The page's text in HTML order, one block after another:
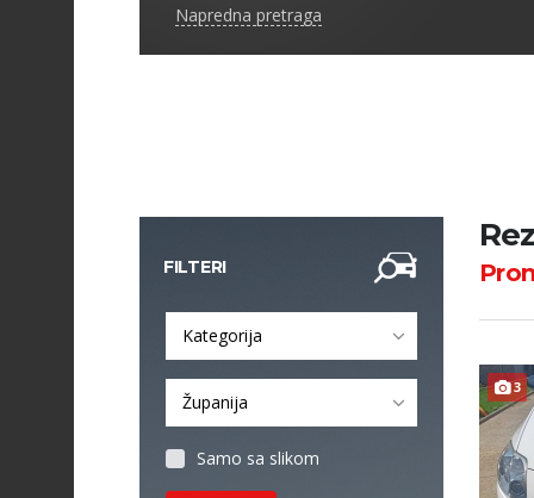
Napredna pretraga
FILTERI
Kategorija
Županija
Samo sa slikom
3